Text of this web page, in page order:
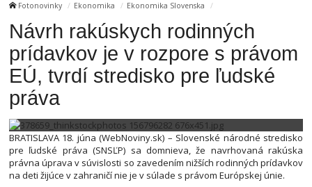
Fotonovinky Ekonomika Ekonomika Slovenska
Návrh rakúskych rodinných
prídavkov je v rozpore s právom
EÚ, tvrdí stredisko pre ľudské
práva
BRATISLAVA 18. júna (WebNoviny.sk) – Slovenské národné stredisko
pre ľudské práva (SNSĽP) sa domnieva, že navrhovaná rakúska
právna úprava v súvislosti so zavedením nižších rodinných prídavkov
na deti žijúce v zahraničí nie je v súlade s právom Európskej únie.